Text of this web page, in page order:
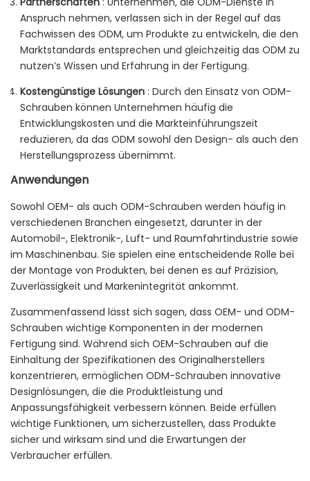
Anspruch nehmen, verlassen sich in der Regel auf das
Fachwissen des ODM, um Produkte zu entwickeln, die den
Marktstandards entsprechen und gleichzeitig das ODM zu
nutzen’s Wissen und Erfahrung in der Fertigung.
Kostengünstige Lösungen : Durch den Einsatz von ODM-
Schrauben können Unternehmen häufig die
Entwicklungskosten und die Markteinführungszeit
reduzieren, da das ODM sowohl den Design- als auch den
Herstellungsprozess übernimmt.
Anwendungen
Sowohl OEM- als auch ODM-Schrauben werden häufig in
verschiedenen Branchen eingesetzt, darunter in der
Automobil-, Elektronik-, Luft- und Raumfahrtindustrie sowie
im Maschinenbau. Sie spielen eine entscheidende Rolle bei
der Montage von Produkten, bei denen es auf Präzision,
Zuverlässigkeit und Markenintegrität ankommt.
Zusammenfassend lässt sich sagen, dass OEM- und ODM-
Schrauben wichtige Komponenten in der modernen
Fertigung sind. Während sich OEM-Schrauben auf die
Einhaltung der Spezifikationen des Originalherstellers
konzentrieren, ermöglichen ODM-Schrauben innovative
Designlösungen, die die Produktleistung und
Anpassungsfähigkeit verbessern können. Beide erfüllen
wichtige Funktionen, um sicherzustellen, dass Produkte
sicher und wirksam sind und die Erwartungen der
Verbraucher erfüllen.